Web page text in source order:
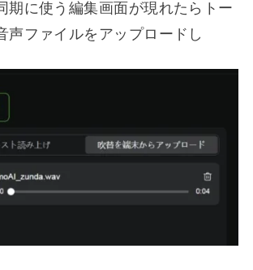
期に使う編集画面が現れたらトー
声ファイルをアップロードし